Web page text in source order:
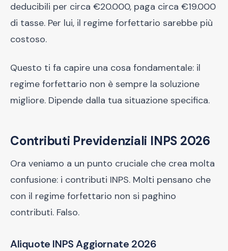
deducibili per circa €20.000, paga circa €19.000
di tasse. Per lui, il regime forfettario sarebbe più
costoso.
Questo ti fa capire una cosa fondamentale: il
regime forfettario non è sempre la soluzione
migliore. Dipende dalla tua situazione specifica.
Contributi Previdenziali INPS 2026
Ora veniamo a un punto cruciale che crea molta
confusione: i contributi INPS. Molti pensano che
con il regime forfettario non si paghino
contributi. Falso.
Aliquote INPS Aggiornate 2026